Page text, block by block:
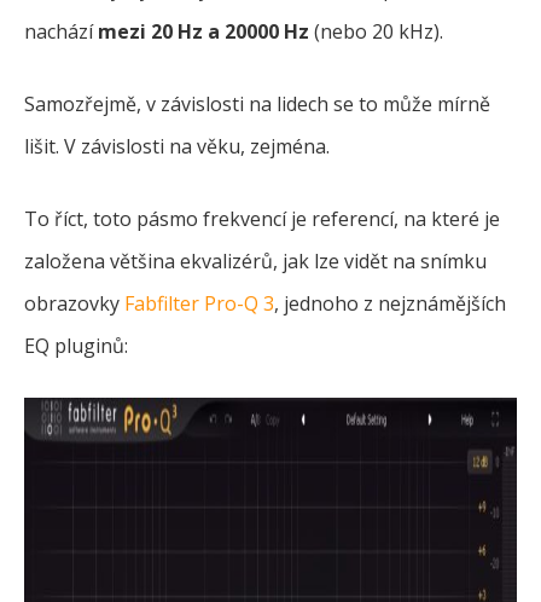
nacházímezi 20 Hz a 20000 Hz (nebo 20 kHz).
Samozřejmě, v závislosti na lidech se to může mírně
lišit. V závislosti na věku, zejména.
To říct, toto pásmo frekvencí je referencí, na které je
založena většina ekvalizérů, jak lze vidět na snímku
obrazovky Fabfilter Pro-Q 3, jednoho z nejznámějších
EQ pluginů: